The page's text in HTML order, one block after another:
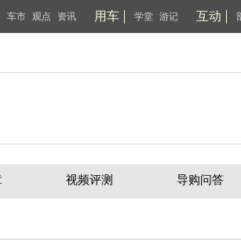
车市 观点 资讯 用车 学堂 游记 互动
视频评测 导购问答